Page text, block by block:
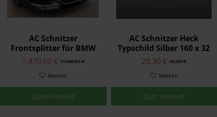
AC Schnitzer
Frontsplitter für BMW
M8 F93 Gran Coupé
1.548,00 €
1.470,60 €
Merken
Zum Produkt
AC Schnitzer Heck
Typschild Silber 160 x 32
mm für BMW
42,00 €
28,30 €
Merken
Zum Produkt